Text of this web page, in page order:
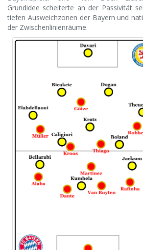
Grundidee scheiterte an der Passivität
tiefen Ausweichzonen der Bayern und
der Zwischenlinienräume.